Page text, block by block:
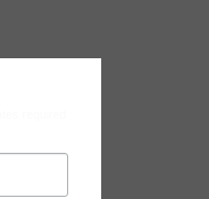
required